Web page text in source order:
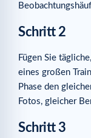
Schritt 2
Fügen Sie
eines großen
Phase den
Fotos, gleicher
Schritt 3